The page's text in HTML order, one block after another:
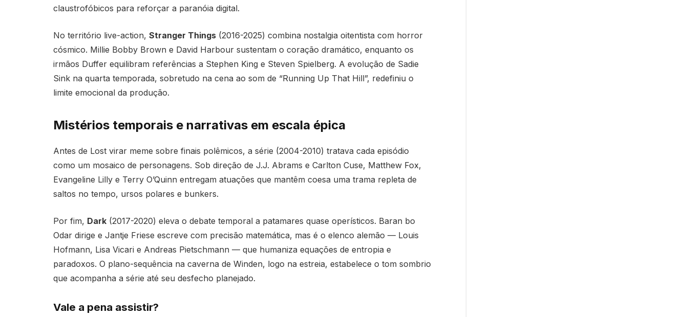
claustrofóbicos para reforçar a paranóia digital.
No território live-action, Stranger Things(2016-2025) combina nostalgia oitentista com horror
cósmico. Millie Bobby Brown e David Harbour sustentam o coração dramático, enquanto os
irmãos Duffer equilibram referências a Stephen King e Steven Spielberg. A evolução de Sadie
Sink na quarta temporada, sobretudo na cena ao som de “Running Up That Hill”, redefiniu o
limite emocional da produção.
Mistérios temporais e narrativas em escala épica
Antes de Lost virar meme sobre finais polêmicos, a série (2004-2010) tratava cada episódio
como um mosaico de personagens. Sob direção de J.J. Abrams e Carlton Cuse, Matthew Fox,
Evangeline Lilly e Terry O’Quinn entregam atuações que mantêm coesa uma trama repleta de
saltos no tempo, ursos polares e bunkers.
Por fim, Dark(2017-2020) eleva o debate temporal a patamares quase operísticos. Baran bo
Odar dirige e Jantje Friese escreve com precisão matemática, mas é o elenco alemão — Louis
Hofmann, Lisa Vicari e Andreas Pietschmann — que humaniza equações de entropia e
paradoxos. O plano-sequência na caverna de Winden, logo na estreia, estabelece o tom sombrio
que acompanha a série até seu desfecho planejado.
Vale a pena assistir?